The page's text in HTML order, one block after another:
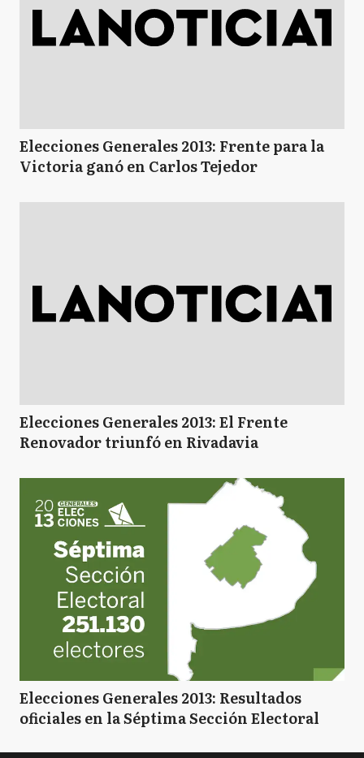
Elecciones Generales 2013: Frente para la
Victoria ganó en Carlos Tejedor
Elecciones Generales 2013: El Frente
Renovador triunfó en Rivadavia
Elecciones Generales 2013: Resultados
oficiales en la Séptima Sección Electoral